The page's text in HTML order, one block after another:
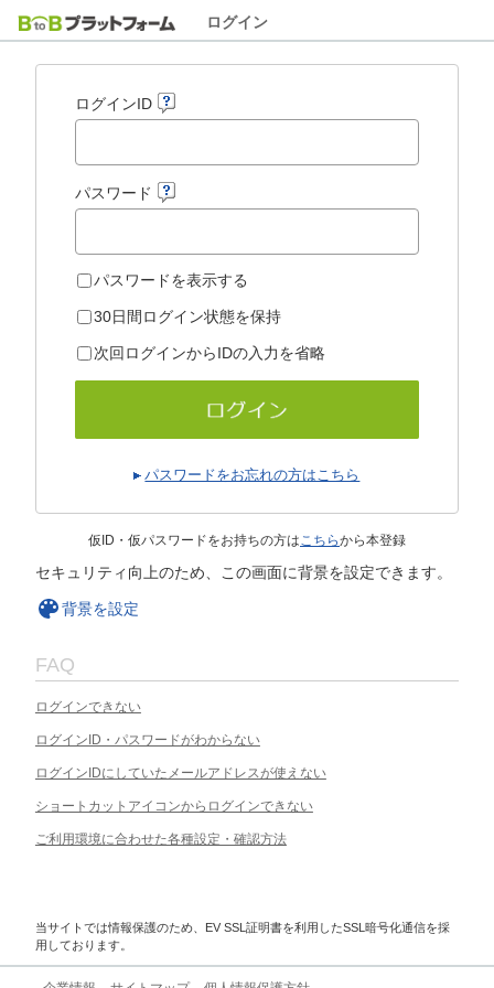
ログイン
ログインID
パスワード
パスワードを表示する
30日間ログイン状態を保持
次回ログインからIDの入力を省略
パスワードをお忘れの方はこちら
仮ID・仮パスワードをお持ちの方はこちらから本登録
セキュリティ向上のため、この画面に背景を設定できます。
背景を設定
FAQ
ログインできない
ログインID・パスワードがわからない
ログインIDにしていたメールアドレスが使えない
ショートカットアイコンからログインできない
ご利用環境に合わせた各種設定・確認方法
当サイトでは情報保護のため、EV SSL証明書を利用したSSL暗号化通信を採
用しております。